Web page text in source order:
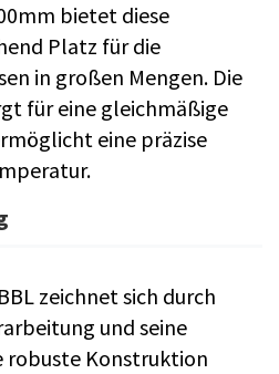
bietet diese
Platz für die
in großen Mengen. Die
für eine gleichmäßige
eine präzise
zeichnet sich durch
und seine
robuste Konstruktion